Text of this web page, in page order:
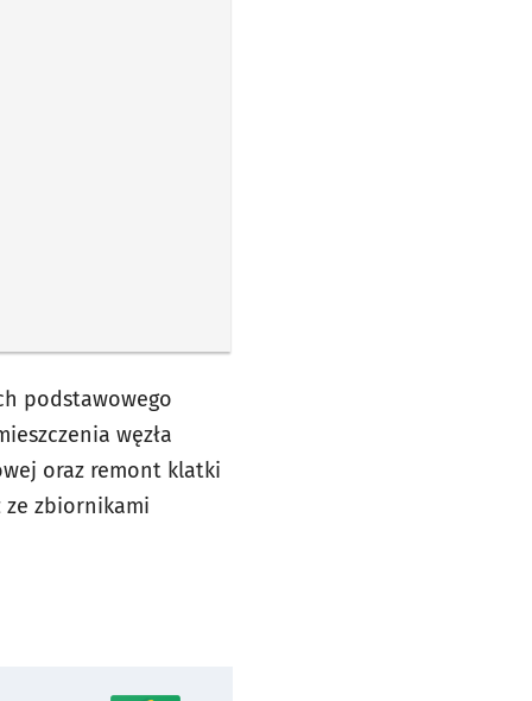
podstawowego
węzła
oraz remont klatki
zbiornikami